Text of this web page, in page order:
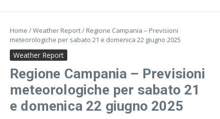
Home /Weather Report/ Regione Campania – Previsioni
meteorologiche per sabato 21 e domenica 22 giugno 2025
Weather Report
Regione Campania – Previsioni
meteorologiche per sabato 21
e domenica 22 giugno 2025